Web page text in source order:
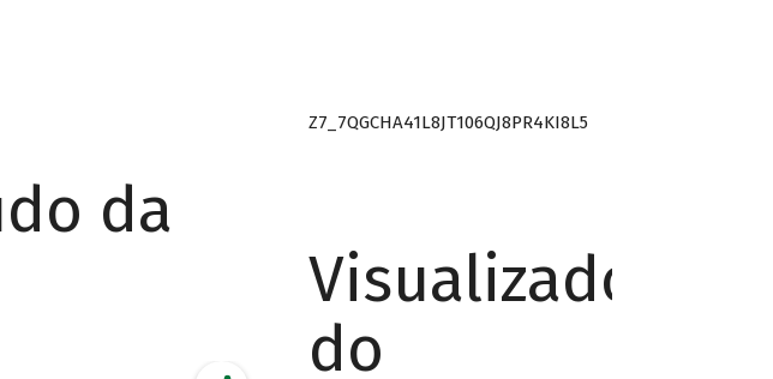
da
Z7_7QGCHA41L8JT106QJ8PR4KI8L5
Visualizador
do